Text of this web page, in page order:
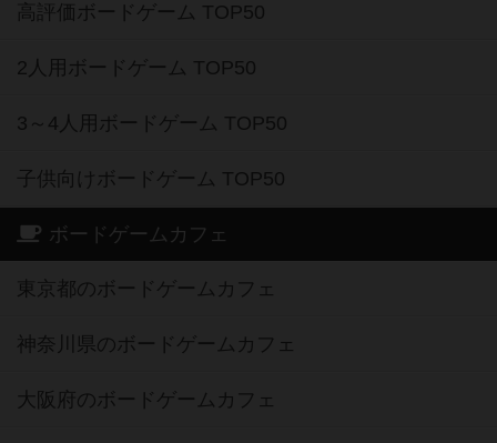
高評価ボードゲーム TOP50
2人用ボードゲーム TOP50
3～4人用ボードゲーム TOP50
子供向けボードゲーム TOP50
ボードゲームカフェ
東京都のボードゲームカフェ
神奈川県のボードゲームカフェ
大阪府のボードゲームカフェ